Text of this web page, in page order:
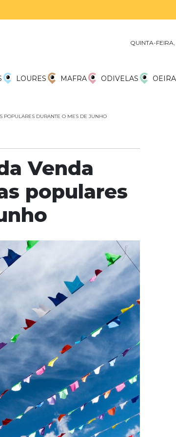
QUINTA-
LOURES MAFRA ODIVELAS
POPULARES DURANTE O MES DE JUNHO
Venda
populares